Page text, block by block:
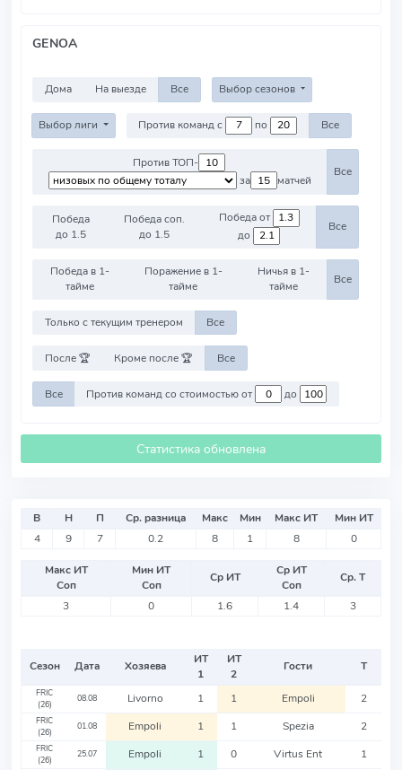
GENOA
Дома На выезде Все Выбор сезонов
Выбор лиги Против команд с по Все
Против ТОП-
за
матчей
Все
Победа
до 1.5
Победа соп.
до 1.5
Победа от
до
Все
Победа в 1-
тайме
Поражение в 1-
тайме
Ничья в 1-
тайме
Все
Только с текущим тренером Все
После 🏆 Кроме после 🏆 Все
Все Против команд со стоимостью от до
Статистика обновлена
В Н П Ср. разница Макс Мин Макс ИТ
Мин ИТ
4
9 7 0.2 8 1 8 0
Макс ИТ
Соп
Мин ИТ
Соп
Ср ИТ
Ср ИТ
Соп
Ср. Т
3
0 1.6 1.4 3
Сезон Дата Хозяева
ИТ
1
ИТ
2
Гости Т
FRIC
(26)
08.08 Livorno 1 1 Empoli 2
FRIC
(26)
01.08 Empoli 1 1 Spezia 2
FRIC
(26)
25.07 Empoli 1 0 Virtus Ent 1